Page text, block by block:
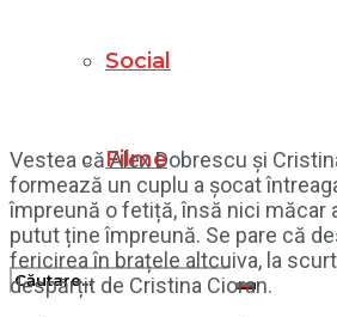
Social
Filme
Vestea că Alex Dobrescu și
formează un cuplu a șocat
împreună o fetiță, însă nici măcar
putut ține împreună. Se pare că
fericirea în brațele altcuiva, la
despărțit de Cristina Cioran.